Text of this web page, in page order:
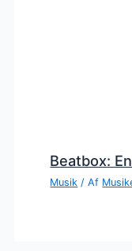
Beatbox:
Musik / Af